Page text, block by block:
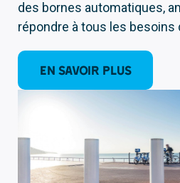
des bornes automatiques,
répondre à tous les besoins
EN SAVOIR PLUS